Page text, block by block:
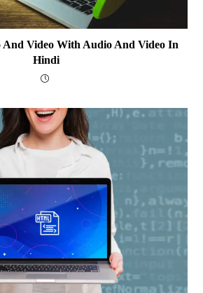
And Video With Audio And Video In
Hindi